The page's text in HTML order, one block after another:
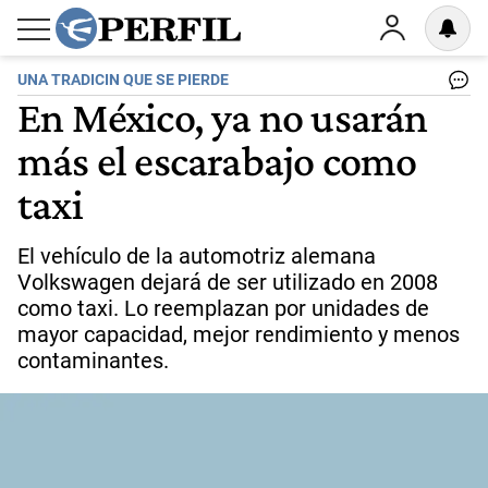
UNA TRADICIN QUE SE PIERDE
En México, ya no usarán
más el escarabajo como
taxi
El vehículo de la automotriz alemana
Volkswagen dejará de ser utilizado en 2008
como taxi. Lo reemplazan por unidades de
mayor capacidad, mejor rendimiento y menos
contaminantes.